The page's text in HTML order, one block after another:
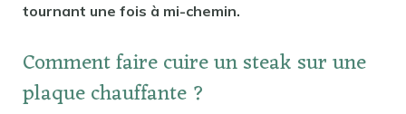
tournant une fois à mi-chemin.
Comment faire cuire un steak sur une
plaque chauffante ?